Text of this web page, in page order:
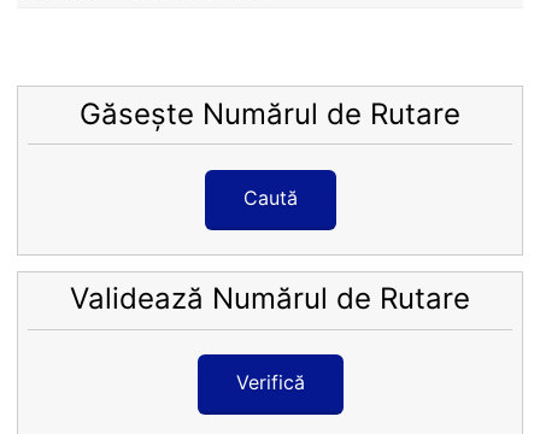
Găsește Numărul de Rutare
Caută
Validează Numărul de Rutare
Verifică